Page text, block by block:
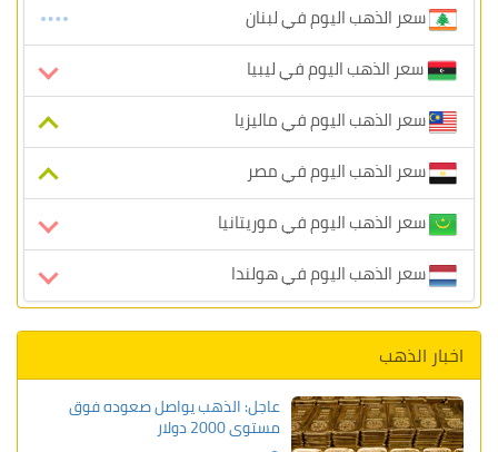
سعر الذهب اليوم في لبنان
سعر الذهب اليوم في ليبيا
سعر الذهب اليوم في ماليزيا
سعر الذهب اليوم في مصر
سعر الذهب اليوم في موريتانيا
سعر الذهب اليوم في هولندا
اخبار الذهب
عاجل: الذهب يواصل صعوده فوق
مستوى 2000 دولار